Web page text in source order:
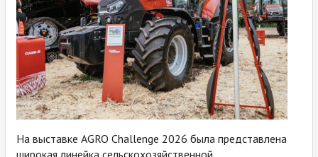
На выставке AGRO Challenge 2026 была представлена